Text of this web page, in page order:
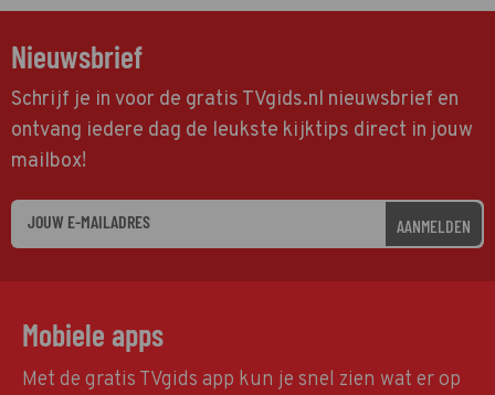
Nieuwsbrief
Schrijf je in voor de gratis TVgids.nl nieuwsbrief en
ontvang iedere dag de leukste kijktips direct in jouw
mailbox!
AANMELDEN
Mobiele apps
Met de gratis TVgids app kun je snel zien wat er op